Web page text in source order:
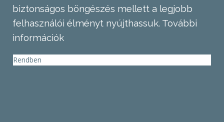
biztonságos böngészés mellett a legjobb
felhasználói élményt nyújthassuk. További
információk
Rendben